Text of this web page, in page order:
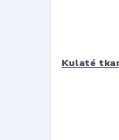
Kulaté